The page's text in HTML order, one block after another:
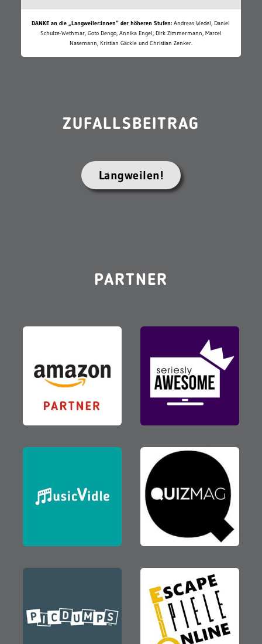
DANKE an die „Langweiler:innen“ der höheren Stufen: Andreas Wedel, Daniel
Schulze-Wethmar, Goto Dengo, Annika Engel, Dirk Zimmermann, Marcel
Nasemann, Kristian Gäckle und Christian Zenker.
ZUFALLSBEITRAG
Langweilen!
PARTNER